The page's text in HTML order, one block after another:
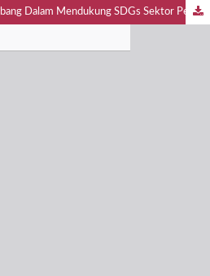
Pengelolaan Air Asam Tambang Dalam Mendukung SDGs Sektor Pertambangan: Perspektif Hukum Lingkungan